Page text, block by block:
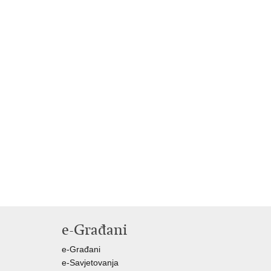
e-Građani
e-Građani
e-Savjetovanja